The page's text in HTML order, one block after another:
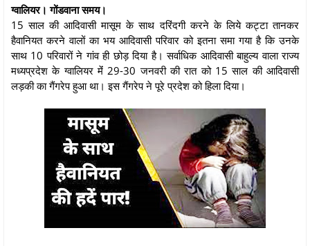
ग्वालियर। गोंडवाना समय।
15 साल की आदिवासी मासूम के साथ दरिंदगी करने के लिये कट्टा तानकर
हैवानियत करने वालों का भय आदिवासी परिवार को इतना समा गया है कि उनके
साथ 10 परिवारों ने गांव ही छोड़ दिया है। सर्वाधिक आदिवासी बाहुल्य वाला राज्य
मध्यप्रदेश के ग्वालियर मेंं 29-30 जनवरी की रात को 15 साल की आदिवासी
लड़की का गैंगरेप हुआ था। इस गैंगरेप ने पूरे प्रदेश को हिला दिया।